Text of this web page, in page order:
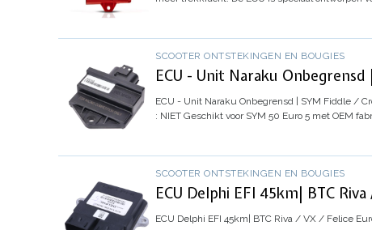
SCOOTER ONTSTEKINGEN EN BOUGIES
ECU - Unit Naraku
ECU - Unit Naraku Onbegrensd | SYM Fiddle /
: NIET Geschikt voor SYM 50 Euro 5 met OEM
SCOOTER ONTSTEKINGEN EN BOUGIES
ECU Delphi EFI 45km| BTC
ECU Delphi EFI 45km| BTC Riva / VX / Felice